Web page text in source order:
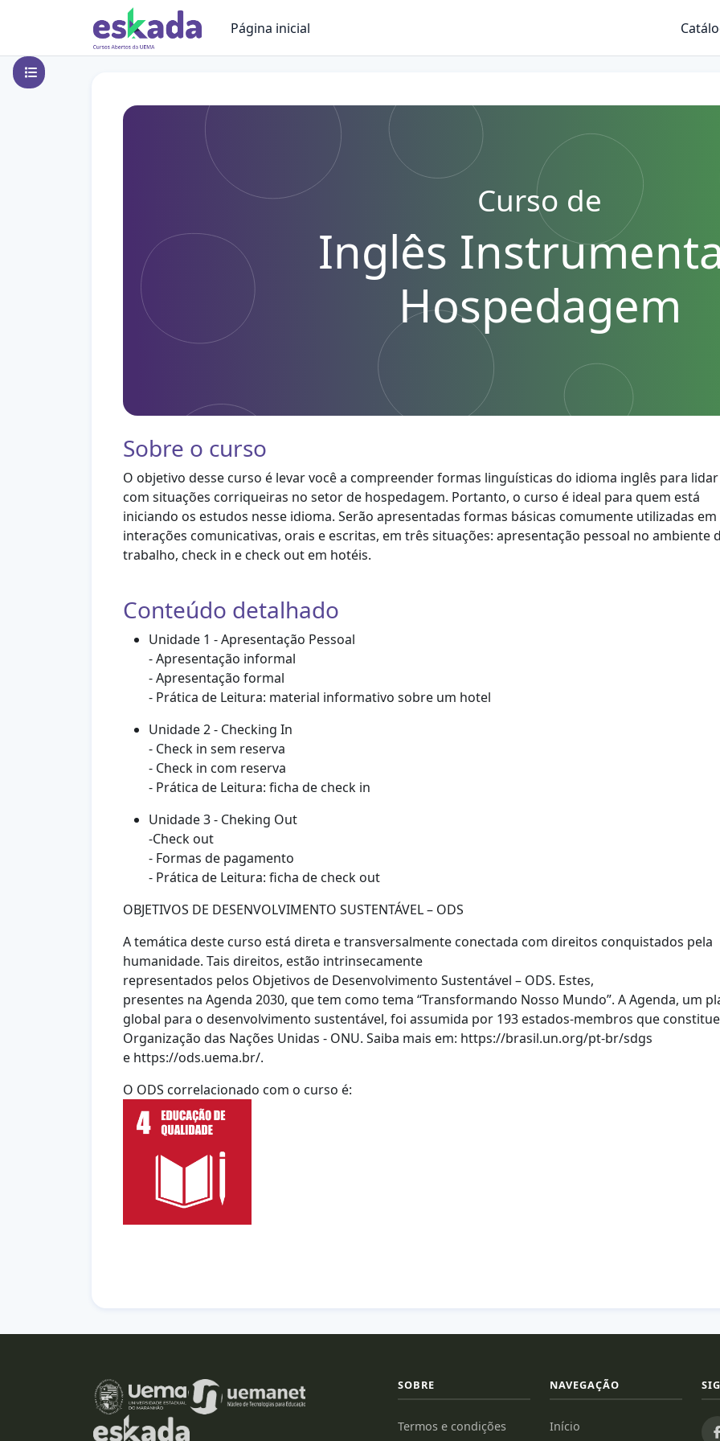
Ir para o conteúdo principal
Página inicial
Abrir índice do curso
Curso de
Inglês
Hospedagem
Sobre o curso
O objetivo desse curso é levar você a compreender formas linguísticas do idioma inglês para lidar
com situações corriqueiras no setor de hospedagem. Portanto, o curso é ideal para quem está
iniciando os estudos nesse idioma. Serão apresentadas formas básicas comumente utilizadas em
interações comunicativas, orais e escritas, em três situações: apresentação pessoal no ambiente
trabalho, check in e check out em hotéis.
Conteúdo detalhado
Unidade 1 - Apresentação Pessoal
- Apresentação informal
- Apresentação formal
- Prática de Leitura: material informativo sobre um hotel
Unidade 2 - Checking In
- Check in sem reserva
- Check in com reserva
- Prática de Leitura: ficha de check in
Unidade 3 - Cheking Out
-Check out
- Formas de pagamento
- Prática de Leitura: ficha de check out
OBJETIVOS DE DESENVOLVIMENTO SUSTENTÁVEL – ODS
A temática deste curso está direta e transversalmente conectada com direitos conquistados pela
humanidade. Tais direitos, estão intrinsecamente
representados pelos Objetivos de Desenvolvimento Sustentável – ODS. Estes,
presentes na Agenda 2030, que tem como tema “Transformando Nosso Mundo”. A Agenda, um
global para o desenvolvimento sustentável, foi assumida por 193 estados-membros que
Organização das Nações Unidas - ONU. Saiba mais em: https://brasil.un.org/pt-br/sdgs
e https://ods.uema.br/.
O ODS correlacionado com o curso é:
SOBRE
Termos e condições
NAVEGAÇÃO
Início